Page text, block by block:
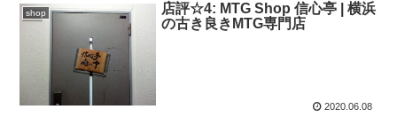
shop
店評☆4: MTG Shop 信心亭 | 横浜
の古き良きMTG専門店
2020.06.08